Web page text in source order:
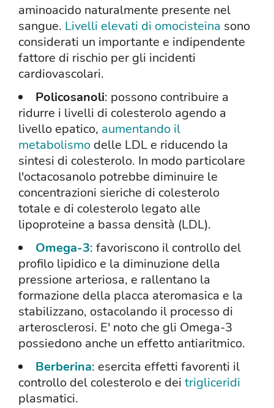
aminoacido naturalmente presente nel
sangue. Livelli elevati di omocisteina sono
considerati un importante e indipendente
fattore di rischio per gli incidenti
cardiovascolari.
Policosanoli: possono contribuire a
ridurre i livelli di colesterolo agendo a
livello epatico, aumentando il
metabolismo delle LDL e riducendo la
sintesi di colesterolo. In modo particolare
l'octacosanolo potrebbe diminuire le
concentrazioni sieriche di colesterolo
totale e di colesterolo legato alle
lipoproteine a bassa densità (LDL).
Omega-3: favoriscono il controllo del
profilo lipidico e la diminuzione della
pressione arteriosa, e rallentano la
formazione della placca ateromasica e la
stabilizzano, ostacolando il processo di
arterosclerosi. E' noto che gli Omega-3
possiedono anche un effetto antiaritmico.
Berberina: esercita effetti favorenti il
controllo del colesterolo e dei trigliceridi
plasmatici.